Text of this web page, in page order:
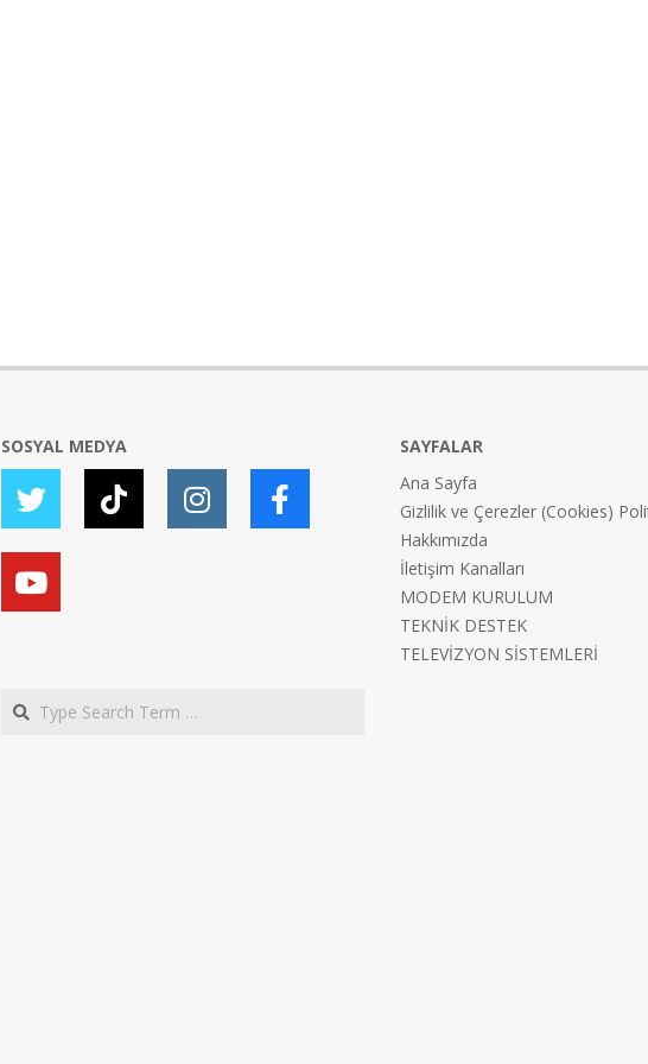
SOSYAL MEDYA
Search
SAYFALAR
Ana Sayfa
Gizlilik ve Çerezler (Cookies)
Hakkımızda
İletişim Kanalları
MODEM KURULUM
TEKNİK DESTEK
TELEVİZYON SİSTEMLERİ